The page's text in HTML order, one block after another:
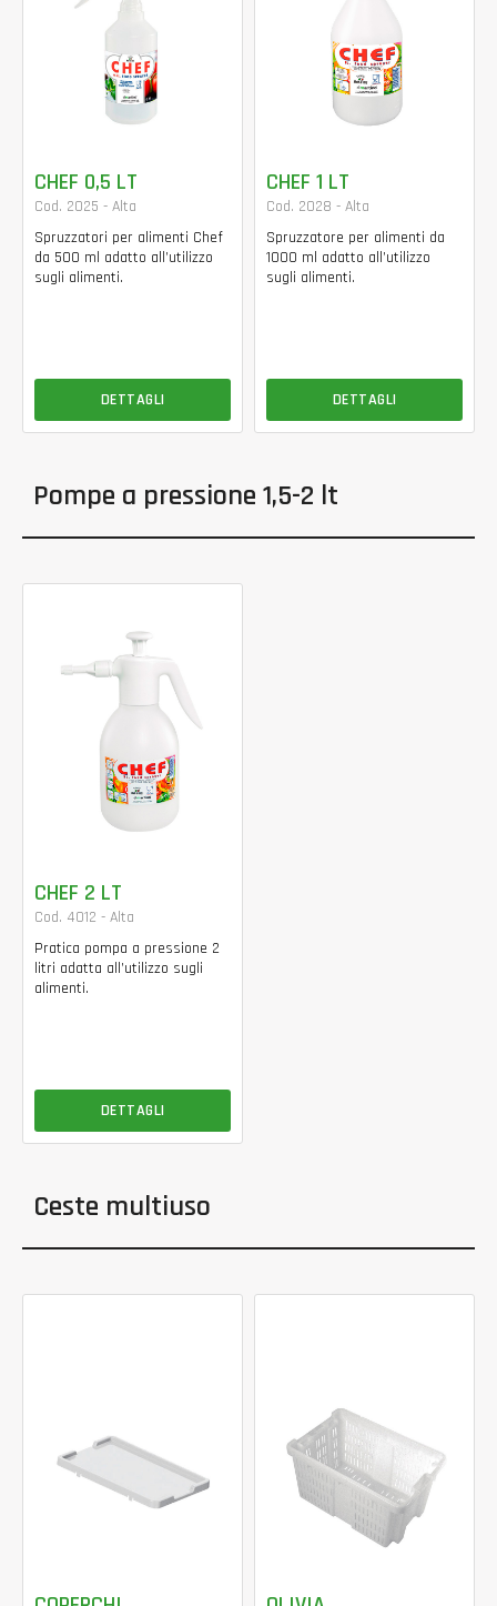
CHEF 0,5 LT
Cod. 2025 - Alta
Spruzzatori per alimenti Chef
da 500 ml adatto all’utilizzo
sugli alimenti.
DETTAGLI
CHEF 1 LT
Cod. 2028 - Alta
Spruzzatore per alimenti da
1000 ml adatto all’utilizzo
sugli alimenti.
DETTAGLI
Pompe a pressione 1,5-2 lt
CHEF 2 LT
Cod. 4012 - Alta
Pratica pompa a pressione 2
litri adatta all’utilizzo sugli
alimenti.
DETTAGLI
Ceste multiuso